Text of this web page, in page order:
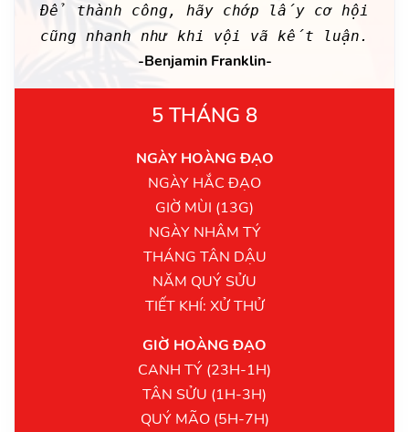
Để thành công, hãy chớp lấy cơ hội
cũng nhanh như khi vội vã kết luận.
-Benjamin Franklin-
5 THÁNG 8
NGÀY HOÀNG ĐẠO
NGÀY HẮC ĐẠO
GIỜ MÙI (13G)
NGÀY NHÂM TÝ
THÁNG TÂN DẬU
NĂM QUÝ SỬU
TIẾT KHÍ: XỬ THỬ
GIỜ HOÀNG ĐẠO
CANH TÝ (23H-1H)
TÂN SỬU (1H-3H)
QUÝ MÃO (5H-7H)